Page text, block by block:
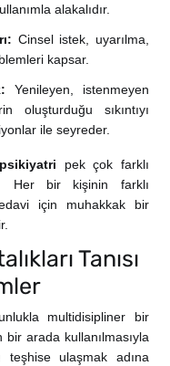
alakalıdır.
Cinsel istek, uyarılma,
kapsar.
Yenileyen, istenmeyen
oluşturduğu sıkıntıyı
ile seyreder.
pek çok farklı
Her bir kişinin farklı
için muhakkak bir
Tanısı
multidisipliner bir
arada kullanılmasıyla
teşhise ulaşmak adına